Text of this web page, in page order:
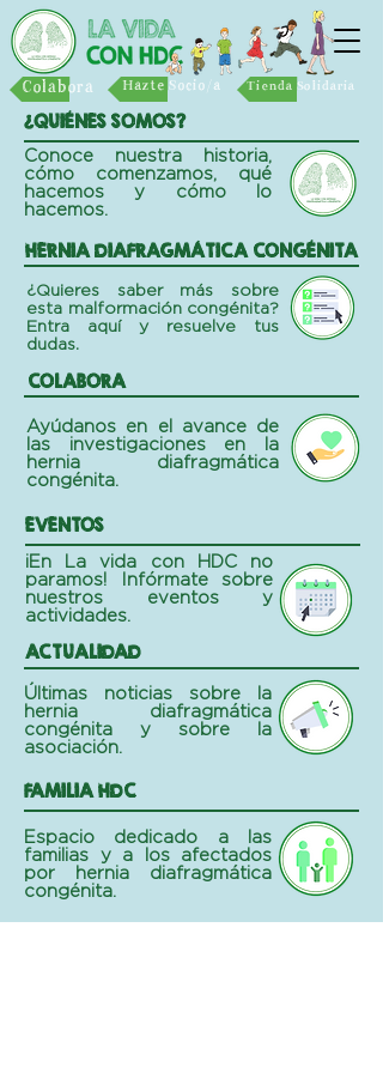
Colabora Hazte Socio/a Tienda Solidaria
¿QUIÉNES SOMOS?
Conoce nuestra historia,
cómo comenzamos, qué
hacemos y cómo lo
hacemos.
HERNIA DIAFRAGMÁTICA CONGÉNITA
¿Quieres saber más sobre
esta malformación congénita?
Entra aquí y resuelve tus
dudas.
COLABORA
Ayúdanos en el avance de
las investigaciones en la
hernia diafragmática
congénita.
EVENTOS
¡En La vida con HDC no
paramos! Infórmate sobre
nuestros eventos y
actividades.
ACTUALIDAD
Últimas noticias sobre la
hernia diafragmática
congénita y sobre la
asociación.
FAMILIA HDC
Espacio dedicado a las
familias y a los afectados
por hernia diafragmática
congénita.